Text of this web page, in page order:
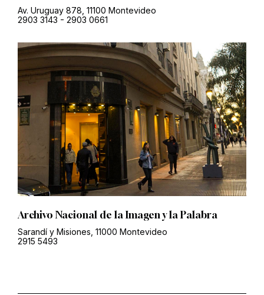
Av. Uruguay 878, 11100 Montevideo
2903 3143 - 2903 0661
Archivo Nacional de la Imagen y la Palabra
Sarandí y Misiones, 11000 Montevideo
2915 5493